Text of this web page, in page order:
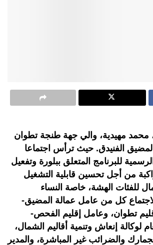
مهيدية، والي جهة طنجة تطوان
الفنيدق. حيث ترأس اجتماعا
للبرنامج المتعلق ببلورة وتفعيل
من أجل تحسين قابلية التشغيل
للفئات الهشة، خاصة النساء
كل من عامل عمالة المضيق-
تطوان، وعامل إقليم الفحص-
لوكالة إنعاش وتنمية أقاليم الشمال،
والضرائب غير المباشرة، والمدير